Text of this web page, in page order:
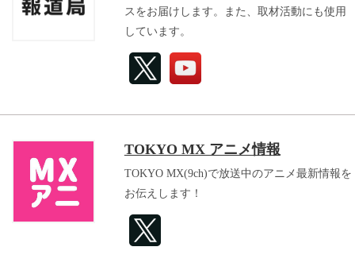
スをお届けします。また、取材活動にも使用
しています。
TOKYO MX アニメ情報
TOKYO MX(9ch)で放送中のアニメ最新情報を
お伝えします！